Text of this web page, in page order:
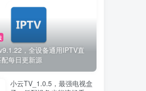
，全设备通用IPTV直
每日更新源
小云TV_1.0.5，最强电视盒